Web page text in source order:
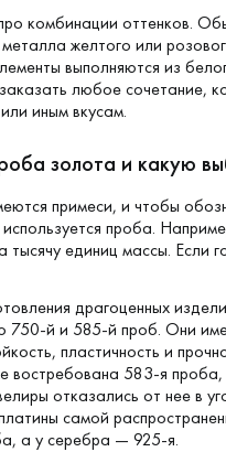
комбинации оттенков.
желтого или
выполняются из
любое сочетание,
иным вкусам.
золота и какую
примеси, и чтобы
проба.
тысячу единиц массы. Если
драгоценных
750-й и 585-й проб. Они
пластичность и
востребована 583-я проба,
отказались от нее в
самой
а у серебра — 925-я.